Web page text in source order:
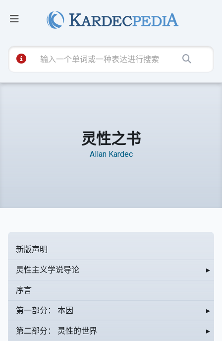
灵性之书
Allan Kardec
新版声明
灵性主义学说导论 ▸
序言
第一部分： 本因 ▸
第二部分： 灵性的世界 ▸